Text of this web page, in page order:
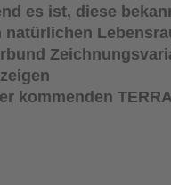
es ist, diese
natürlichen
kommenden